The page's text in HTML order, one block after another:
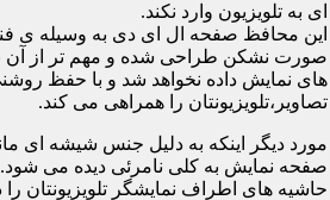
ای به تلویزیون وارد نکند.
این محافظ صفحه ال ای دی به وسیله ی
صورت نشکن طراحی شده و مهم تر از آن
های نمایش داده نخواهد شد و با حفظ
تصاویر،تلویزیونتان را همراهی می کند.
مورد دیگر اینکه به دلیل جنس شیشه ای
صفحه نمایش به کلی نامرئی دیده می
حاشیه های اطراف نمایشگر تلویزیونتان